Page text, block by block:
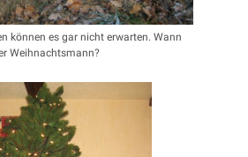
können es gar nicht erwarten. Wann
Weihnachtsmann?